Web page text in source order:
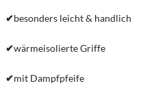
✔besonders leicht & handlich
✔wärmeisolierte Griffe
✔mit Dampfpfeife